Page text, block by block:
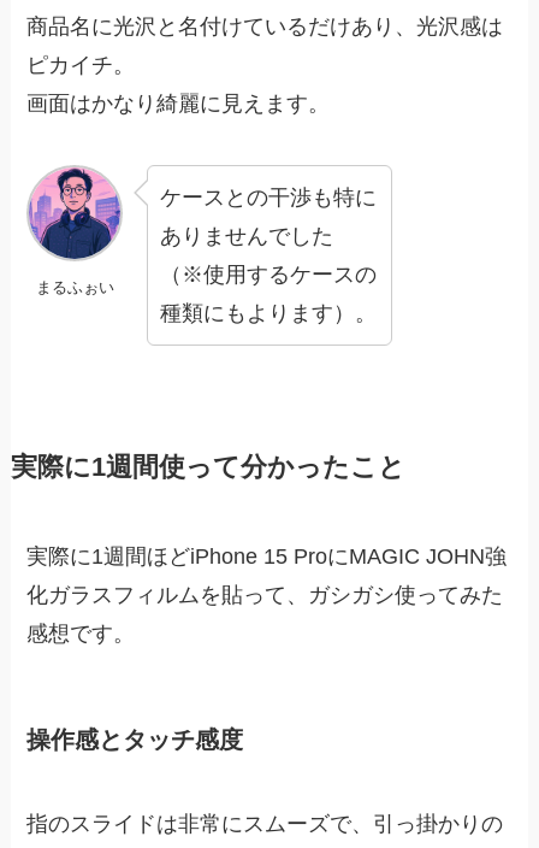
商品名に光沢と名付けているだけあり、光沢感は
ピカイチ。
画面はかなり綺麗に見えます。
まるふぉい
ケースとの干渉も特に
ありませんでした
（※使用するケースの
種類にもよります）。
実際に1週間使って分かったこと
実際に1週間ほどiPhone 15 ProにMAGIC JOHN強
化ガラスフィルムを貼って、ガシガシ使ってみた
感想です。
操作感とタッチ感度
指のスライドは非常にスムーズで、引っ掛かりの